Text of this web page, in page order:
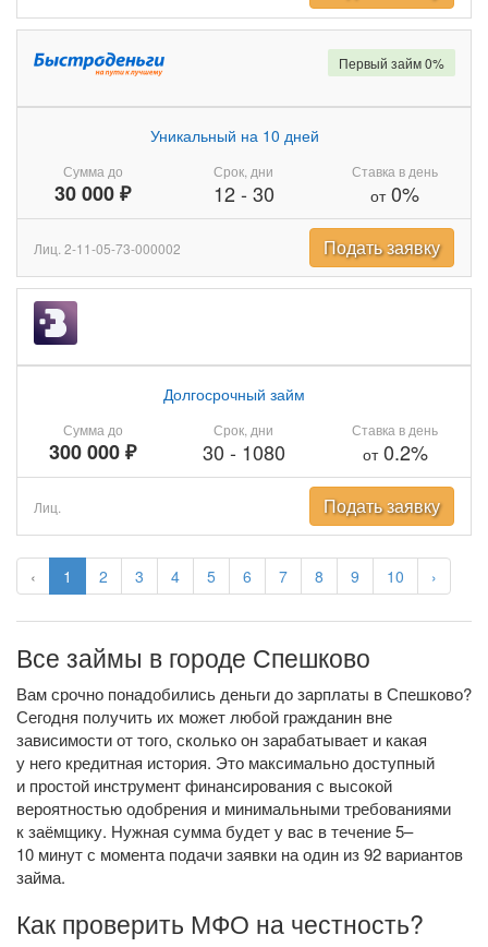
‹ 1 2 3 4 5 6 7 8 9 10 ›
Сумма до
30 000 ₽
Уникальный на 10 дней
Срок, дни
12- 30
Ставка в день
от0%
Первый займ 0%
Лиц. 2-11-05-73-000002 Подать заявку
Сумма до
300 000 ₽
Долгосрочный займ
Срок, дни
30 - 1080
Ставка в день
от0.2%
Лиц. Подать заявку
Все займы в городе Спешково
Вам срочно понадобились деньги до зарплаты в Спешково?
Сегодня получить их может любой гражданин вне
зависимости от того, сколько он зарабатывает и какая
у него кредитная история. Это максимально доступный
и простой инструмент финансирования с высокой
вероятностью одобрения и минимальными требованиями
к заёмщику. Нужная сумма будет у вас в течение 5–
10 минут с момента подачи заявки на один из 92 вариантов
займа.
Как проверить МФО на честность?